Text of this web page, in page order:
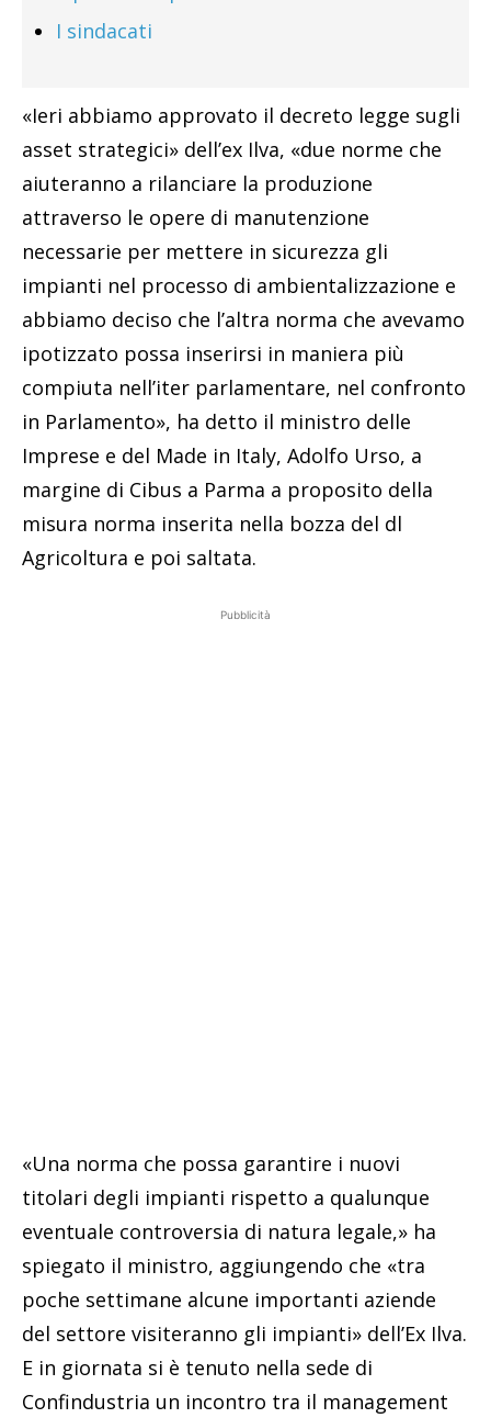
I sindacati
«Ieri abbiamo approvato il decreto legge sugli
asset strategici» dell’ex Ilva, «due norme che
aiuteranno a rilanciare la produzione
attraverso le opere di manutenzione
necessarie per mettere in sicurezza gli
impianti nel processo di ambientalizzazione e
abbiamo deciso che l’altra norma che avevamo
ipotizzato possa inserirsi in maniera più
compiuta nell’iter parlamentare, nel confronto
in Parlamento», ha detto il ministro delle
Imprese e del Made in Italy, Adolfo Urso, a
margine di Cibus a Parma a proposito della
misura norma inserita nella bozza del dl
Agricoltura e poi saltata.
Pubblicità
«Una norma che possa garantire i nuovi
titolari degli impianti rispetto a qualunque
eventuale controversia di natura legale,» ha
spiegato il ministro, aggiungendo che «tra
poche settimane alcune importanti aziende
del settore visiteranno gli impianti» dell’Ex Ilva.
E in giornata si è tenuto nella sede di
Confindustria un incontro tra il management